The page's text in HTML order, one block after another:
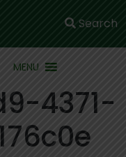
Search
MENU
4371-